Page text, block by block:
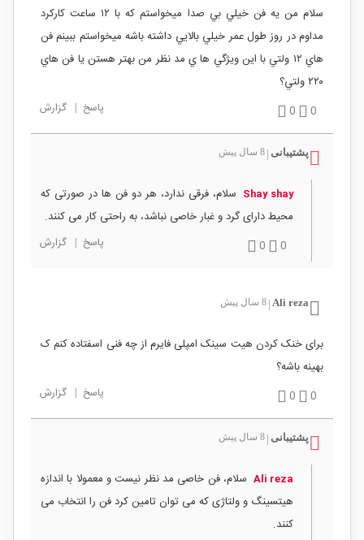
سلام من يه فن خيلي بي صدا ميخواستم كه با ١٢ ساعت كاركرد
مداوم در روز طول عمر خيلي بالايي داشته باشه ميخواستم ببينم فن
هاي ١٢ ولتي با اين ويژگي ها ي مد نظر من بهتر هستن يا فن هاي
٢٢٠ ولتي؟
0
0 پاسخ | گزارش
پشتیبانی 8 سال پیش
Shay shay سلام، فرقی ندارد، هر دو فن ها در صورتی که
محیط دارای گرد و غبار خاصی نباشد، به راحتی کار می کنند.
0
0 پاسخ | گزارش
Ali reza 8 سال پیش
برای خنک کردن هیت سینک امپلی فایرم از چه فنی اسفتاده کنم ک
بهینه باشه؟
0
0 پاسخ | گزارش
پشتیبانی 8 سال پیش
Ali reza سلام، فن خاصی مد نظر نیست و معمولا با اندازه
هیتسینگ و ولتاژی که می توان تامین کرد فن را انتخاب می
کنند.